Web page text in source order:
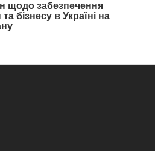
щодо забезпечення
бізнесу в Україні на